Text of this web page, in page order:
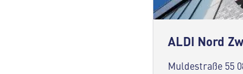
ALDI Nord
Muldestraße 55